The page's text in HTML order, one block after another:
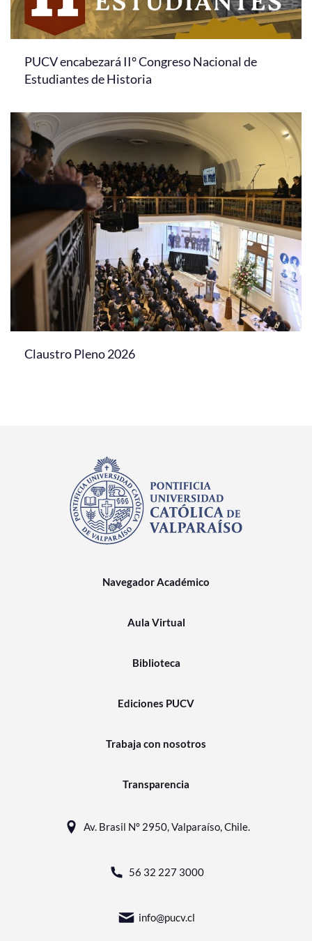
PUCV encabezará II° Congreso Nacional de
Estudiantes de Historia
Claustro Pleno 2026
Navegador Académico
Aula Virtual
Biblioteca
Ediciones PUCV
Trabaja con nosotros
Transparencia
Av. Brasil N° 2950, Valparaíso, Chile.
56 32 227 3000
info@pucv.cl